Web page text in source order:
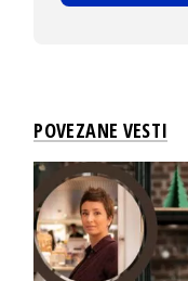
POVEZANE VESTI